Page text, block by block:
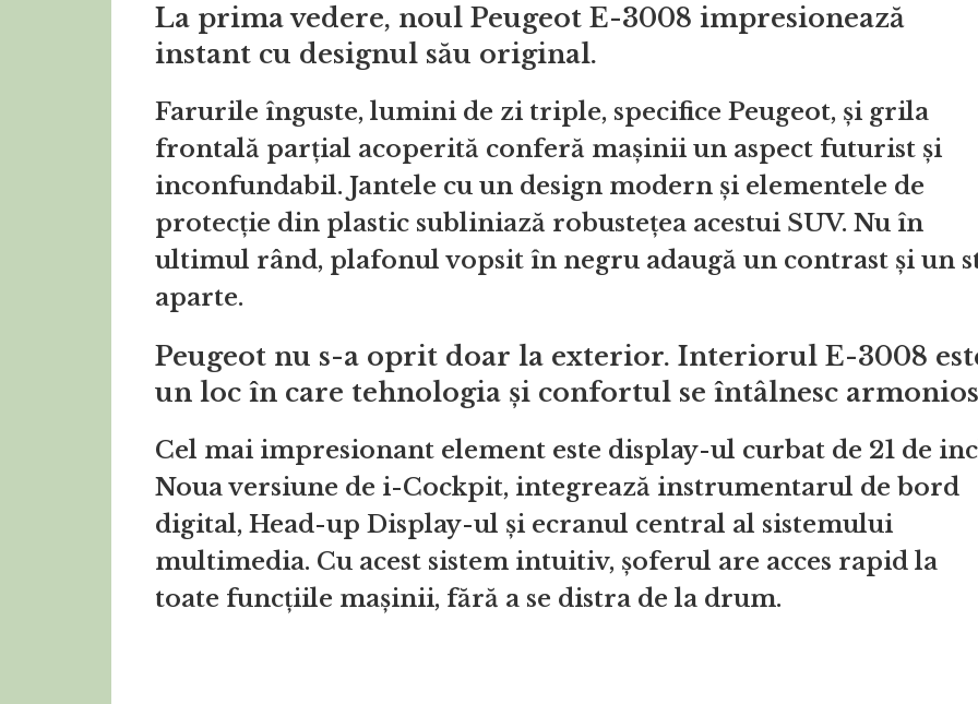
La prima vedere, noul Peugeot E-3008 impresionează
instant cu designul său original.
Farurile înguste, lumini de zi triple, specifice Peugeot, și grila
frontală parțial acoperită conferă mașinii un aspect futurist și
inconfundabil. Jantele cu un design modern și elementele de
protecție din plastic subliniază robustețea acestui SUV. Nu în
ultimul rând, plafonul vopsit în negru adaugă un contrast și un
aparte.
Peugeot nu s-a oprit doar la exterior. Interiorul E-3008
un loc în care tehnologia și confortul se întâlnesc
Cel mai impresionant element este display-ul curbat de 21 de
Noua versiune de i-Cockpit, integrează instrumentarul de bord
digital, Head-up Display-ul și ecranul central al sistemului
multimedia. Cu acest sistem intuitiv, șoferul are acces rapid la
toate funcțiile mașinii, fără a se distra de la drum.